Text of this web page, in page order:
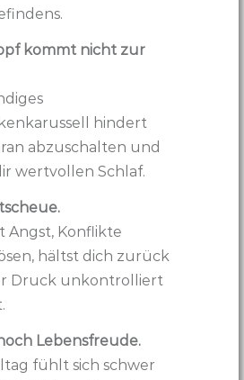
kommt nicht zur
hindert
abzuschalten und
wertvollen Schlaf.
Angst, Konflikte
hältst dich zurück
Druck unkontrolliert
Lebensfreude.
fühlt sich schwer